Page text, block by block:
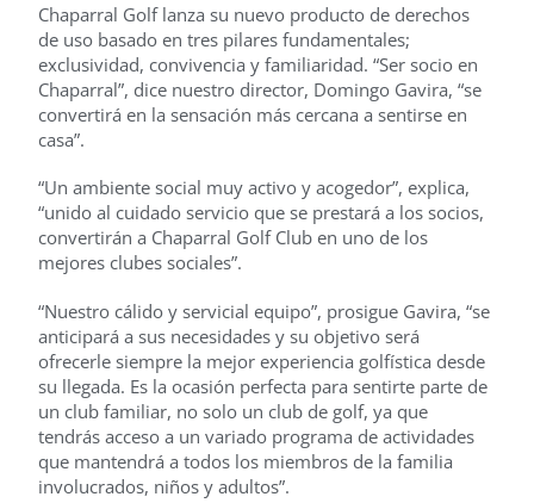
Chaparral Golf lanza su nuevo producto de derechos
de uso basado en tres pilares fundamentales;
exclusividad, convivencia y familiaridad. “Ser socio en
Chaparral”, dice nuestro director, Domingo Gavira, “se
convertirá en la sensación más cercana a sentirse en
casa”.
“Un ambiente social muy activo y acogedor”, explica,
“unido al cuidado servicio que se prestará a los socios,
convertirán a Chaparral Golf Club en uno de los
mejores clubes sociales”.
“Nuestro cálido y servicial equipo”, prosigue Gavira, “se
anticipará a sus necesidades y su objetivo será
ofrecerle siempre la mejor experiencia golfística desde
su llegada. Es la ocasión perfecta para sentirte parte de
un club familiar, no solo un club de golf, ya que
tendrás acceso a un variado programa de actividades
que mantendrá a todos los miembros de la familia
involucrados, niños y adultos”.